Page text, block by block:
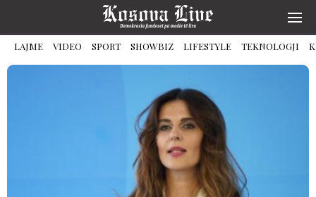
LAJME VIDEO SPORT SHOWBIZ LIFESTYLE TEKNOLOGJI